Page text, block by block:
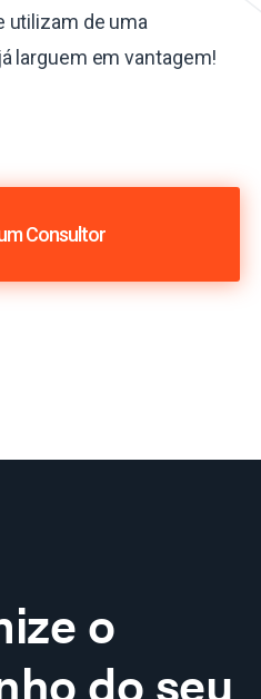
utilizam de uma
larguem em vantagem!
Consultor
o
do seu